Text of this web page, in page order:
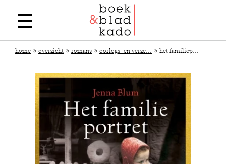
home » overzicht » romans » oorlogs- en verze... » het familiep...